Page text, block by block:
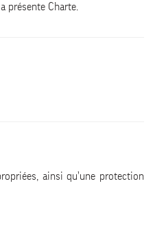
présente Charte.
ainsi qu’une protection